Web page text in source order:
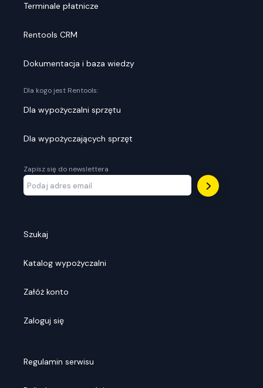
Terminale płatnicze
Rentools CRM
Dokumentacja i baza wiedzy
Dla kogo jest Rentools:
Dla wypożyczalni sprzętu
Dla wypożyczających sprzęt
Zapisz się do newslettera
Szukaj
Katalog wypożyczalni
Załóż konto
Zaloguj się
Regulamin serwisu